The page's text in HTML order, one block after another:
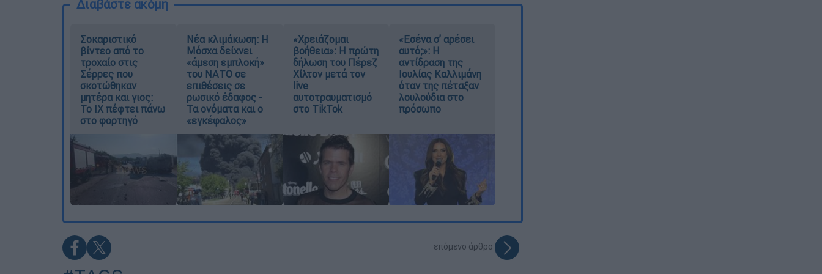
Διαβάστε ακόμη
Σοκαριστικό
βίντεο από το
τροχαίο στις
Σέρρες που
σκοτώθηκαν
μητέρα και γιος:
Το ΙΧ πέφτει πάνω
στο φορτηγό
Νέα κλιμάκωση: Η
Μόσχα δείχνει
«άμεση εμπλοκή»
του ΝΑΤΟ σε
επιθέσεις σε
ρωσικό έδαφος -
Τα ονόματα και ο
«εγκέφαλος»
«Χρειάζομαι
βοήθεια»: Η πρώτη
δήλωση του Πέρεζ
Χίλτον μετά τον
live
αυτοτραυματισμό
στο TikTok
«Εσένα σ’ αρέσει
αυτό;»: Η
αντίδραση της
Ιουλίας Καλλιμάνη
όταν της πέταξαν
λουλούδια στο
πρόσωπο
επόμενο άρθρο